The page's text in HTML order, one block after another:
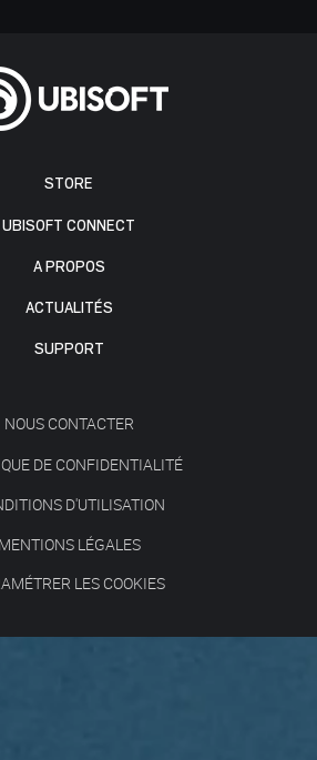
STORE
UBISOFT CONNECT
A PROPOS
ACTUALITÉS
SUPPORT
NOUS CONTACTER
DE CONFIDENTIALITÉ
D'UTILISATION
MENTIONS LÉGALES
LES COOKIES